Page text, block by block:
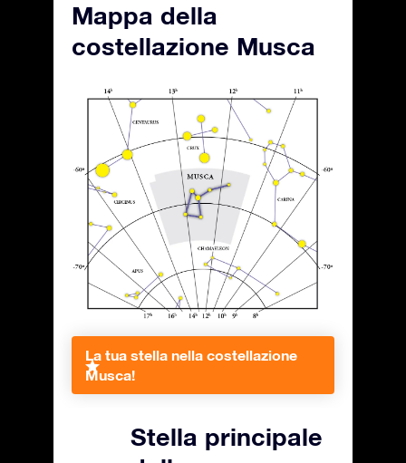
Mappa della
costellazione Musca
La tua stella nella costellazione
Musca!
Stella principale